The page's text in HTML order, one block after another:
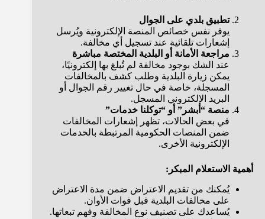
تطبيق بلدي على الجوال
يوفر نفس خصائص المنصة الإلكترونية ويُرسل
إشعارات تلقائية عند تسجيل أي مخالفة.
مراجعة الأمانة أو البلدية المختصة مباشرة
عند الشك بوجود مخالفة لم تُبلغ بها إلكترونيًا،
يمكن زيارة البلدية وطلب كشف بالمخالفات
المسجلة، خاصة في حال تغيير رقم الجوال أو
البريد الإلكتروني المسجل.
منصة “أبشر” أو “توكلنا خدمات”
في بعض الحالات، تظهر إشعارات المخالفات
ضمن المنصات الحكومية المرتبطة بالخدمات
الإلكترونية الأخرى.
أهمية الاستعلام المبكر:
يُمكنك من تقديم الاعتراض ضمن مدة الاعتراض
على مخالفات البلدية قبل فوات الأوان.
يُساعدك على تصنيف نوع المخالفة وفهم تبعاتها.